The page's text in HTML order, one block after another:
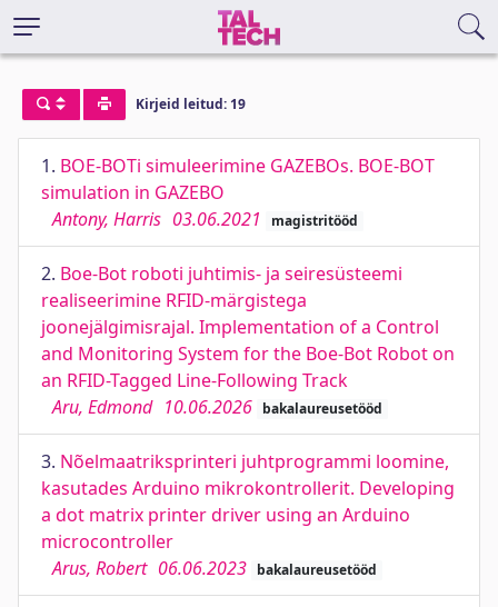
Kirjeid leitud: 19
1. BOE-BOTi simuleerimine GAZEBOs. BOE-BOT
simulation in GAZEBO
Antony, Harris 03.06.2021 magistritööd
2. Boe-Bot roboti juhtimis- ja seiresüsteemi
realiseerimine RFID-märgistega
joonejälgimisrajal. Implementation of a Control
and Monitoring System for the Boe-Bot Robot on
an RFID-Tagged Line-Following Track
Aru, Edmond 10.06.2026 bakalaureusetööd
3. Nõelmaatriksprinteri juhtprogrammi loomine,
kasutades Arduino mikrokontrollerit. Developing
a dot matrix printer driver using an Arduino
microcontroller
Arus, Robert 06.06.2023 bakalaureusetööd